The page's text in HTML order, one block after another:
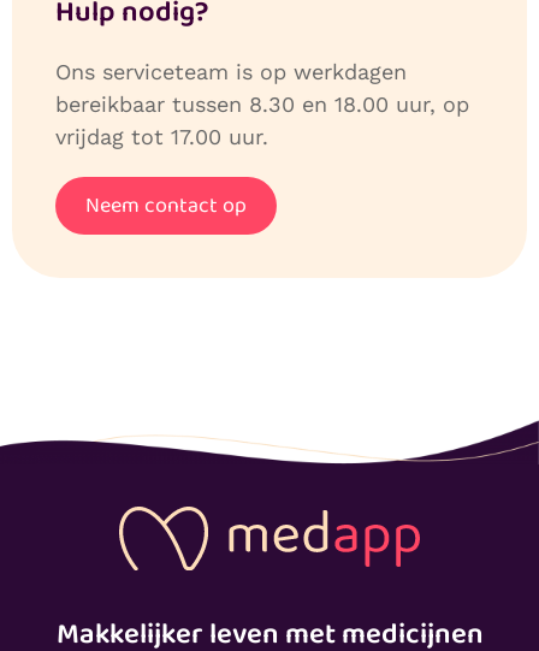
Hulp nodig?
Ons serviceteam is op werkdagen
bereikbaar tussen 8.30 en 18.00 uur, op
vrijdag tot 17.00 uur.
Neem contact op
Makkelijker leven met medicijnen